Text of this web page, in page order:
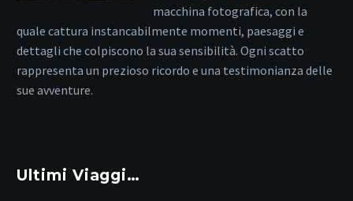
macchina fotografica, con la
quale cattura instancabilmente momenti, paesaggi e
dettagli che colpiscono la sua sensibilità. Ogni scatto
rappresenta un prezioso ricordo e una testimonianza delle
sue avventure.
Ultimi Viaggi…